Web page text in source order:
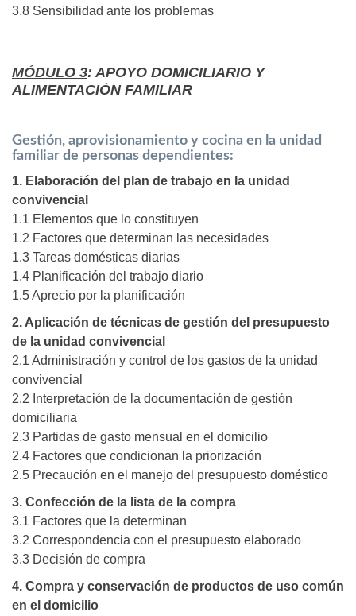
3.8 Sensibilidad ante los problemas
MÓDULO 3: APOYO DOMICILIARIO Y
ALIMENTACIÓN FAMILIAR
Gestión, aprovisionamiento y cocina en la unidad
familiar de personas dependientes:
1. Elaboración del plan de trabajo en la unidad
convivencial
1.1 Elementos que lo constituyen
1.2 Factores que determinan las necesidades
1.3 Tareas domésticas diarias
1.4 Planificación del trabajo diario
1.5 Aprecio por la planificación
2. Aplicación de técnicas de gestión del presupuesto
de la unidad convivencial
2.1 Administración y control de los gastos de la unidad
convivencial
2.2 Interpretación de la documentación de gestión
domiciliaria
2.3 Partidas de gasto mensual en el domicilio
2.4 Factores que condicionan la priorización
2.5 Precaución en el manejo del presupuesto doméstico
3. Confección de la lista de la compra
3.1 Factores que la determinan
3.2 Correspondencia con el presupuesto elaborado
3.3 Decisión de compra
4. Compra y conservación de productos de uso común
en el domicilio